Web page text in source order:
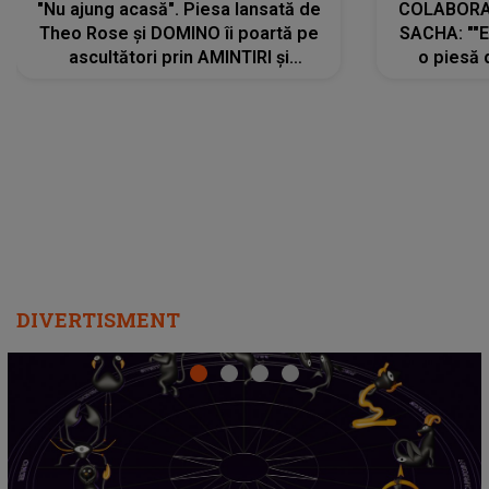
"Nu ajung acasă". Piesa lansată de
Theo Rose și DOMINO îi poartă pe
ascultători prin AMINTIRI și
SACHA:
o piesă
DIVERTISMENT